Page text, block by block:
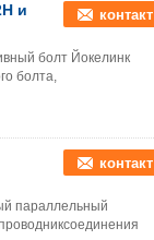
и
контакт
болт Йокелинк
болта,
контакт
параллельный